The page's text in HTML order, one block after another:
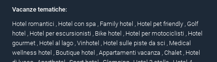
Vacanze tematiche:
Hotel romantici , Hotel con spa , Family hotel , Hotel pet friendly , Golf
hotel , Hotel per escursionisti , Bike hotel , Hotel per motociclisti , Hotel
gourmet , Hotel al lago , Vinhotel , Hotel sulle piste da sci , Medical
wellness hotel , Boutique hotel , Appartamenti vacanza , Chalet , Hotel